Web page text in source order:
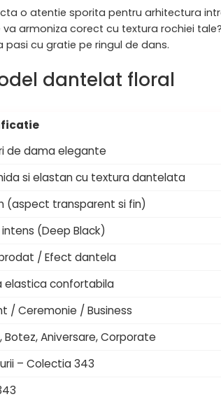
o atentie sporita pentru arhitectura
armoniza corect cu textura rochiei
cu gratie pe ringul de dans.
dantelat floral
de dama elegante
si elastan cu textura dantelata
(aspect transparent si fin)
intens (Deep Black)
/ Efect dantela
elastica confortabila
/ Ceremonie / Business
Botez, Aniversare, Corporate
– Colectia 343